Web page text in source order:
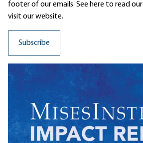
footer of our emails. See here to read our
visit our website.